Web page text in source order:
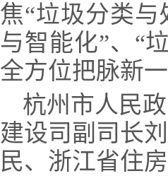
焦“垃圾分类
与智能化”、“
全方位把脉新
杭州市人民
建设司副司长
民、浙江省住